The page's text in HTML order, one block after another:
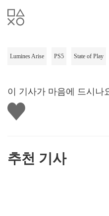
Lumines Arise PS5 State of Play
이 기사가 마음에 드시나
좋
아
추천 기사